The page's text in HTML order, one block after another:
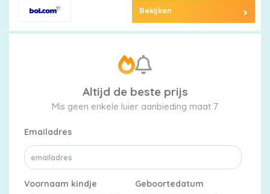
Bekijken
Altijd de beste prijs
Mis geen enkele luier aanbieding maat 7
Emailadres
Voornaam kindje Geboortedatum